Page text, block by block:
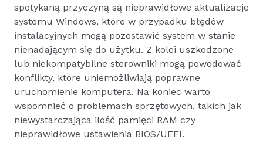
spotykaną przyczyną są nieprawidłowe aktualizacje
systemu Windows, które w przypadku błędów
instalacyjnych mogą pozostawić system w stanie
nienadającym się do użytku. Z kolei uszkodzone
lub niekompatybilne sterowniki mogą powodować
konflikty, które uniemożliwiają poprawne
uruchomienie komputera. Na koniec warto
wspomnieć o problemach sprzętowych, takich jak
niewystarczająca ilość pamięci RAM czy
nieprawidłowe ustawienia BIOS/UEFI.